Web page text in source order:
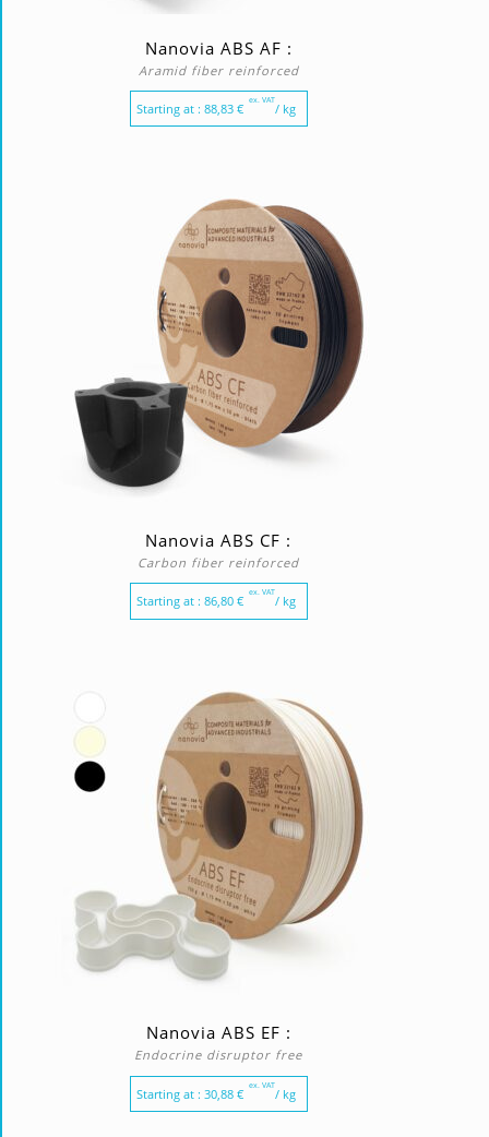
Nanovia ABS AF :
Aramid fiber reinforced
Starting at : 88,83 €
ex. VAT
/ kg
Nanovia ABS CF :
Carbon fiber reinforced
Starting at : 86,80 €
ex. VAT
/ kg
Nanovia ABS EF :
Endocrine disruptor free
Starting at : 30,88 €
ex. VAT
/ kg